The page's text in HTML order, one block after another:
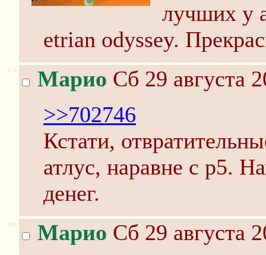
лучших у
etrian odyssey.
>> Марио Сб 29 августа
>>702746
Кстати,
атлус, наравне с p5.
денег.
>> Марио Сб 29 августа